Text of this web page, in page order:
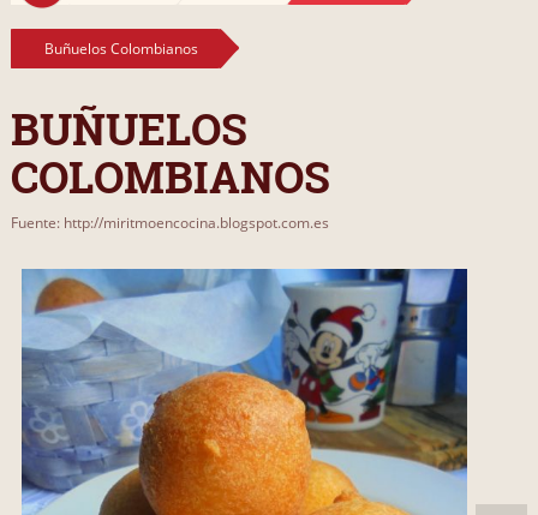
Buñuelos Colombianos
BUÑUELOS
COLOMBIANOS
Fuente: http://miritmoencocina.blogspot.com.es